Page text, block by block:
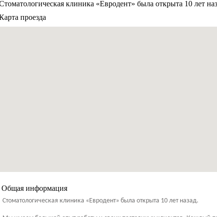
клиника «Евродент» была открыта 10 лет
проезда
Общая информация
Стоматологическая клиника «Евродент» была открыта 10 лет назад.